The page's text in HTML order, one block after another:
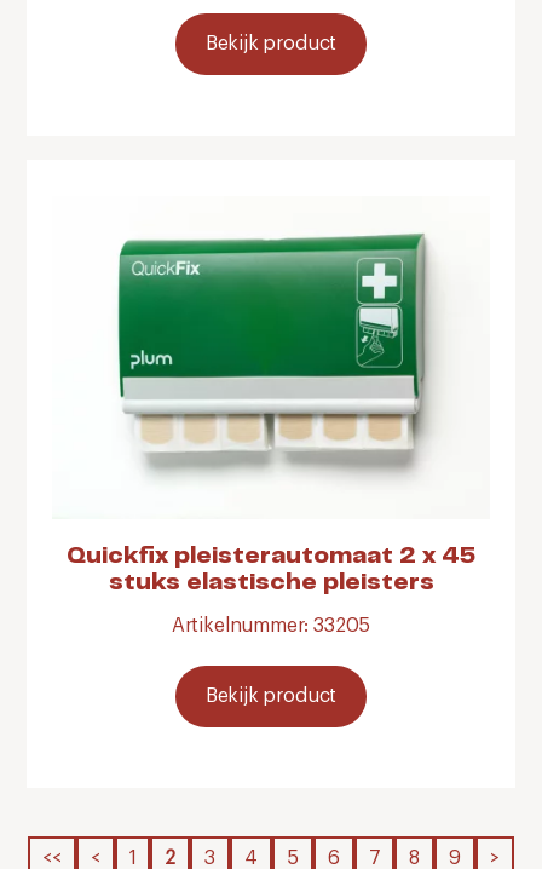
Bekijk product
Quickfix pleisterautomaat 2 x 45
stuks elastische pleisters
Artikelnummer: 33205
Bekijk product
<< < 1 2 3 4 5 6 7 8 9 >